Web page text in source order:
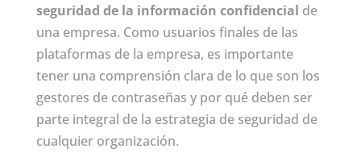
seguridad de la información confidencial de
una empresa. Como usuarios finales de las
plataformas de la empresa, es importante
tener una comprensión clara de lo que son los
gestores de contraseñas y por qué deben ser
parte integral de la estrategia de seguridad de
cualquier organización.